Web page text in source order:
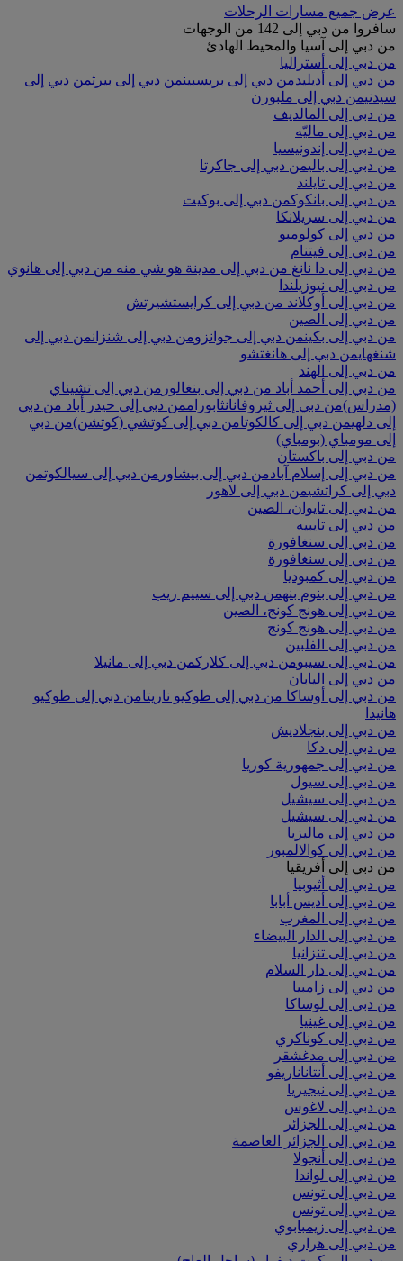
عرض جميع مسارات الرحلات
سافروا من دبي إلى 142 من الوجهات
من دبي إلى آسيا والمحيط الهادئ
من دبي إلى أستراليا
من دبي إلى أديليدمن دبي إلى بريسبينمن دبي إلى بيرثمن دبي إلى
سيدنيمن دبي إلى ملبورن
من دبي إلى المالديف
من دبي إلى ماليّه
من دبي إلى إندونيسيا
من دبي إلى باليمن دبي إلى جاكرتا
من دبي إلى تايلند
من دبي إلى بانكوكمن دبي إلى بوكيت
من دبي إلى سريلانكا
من دبي إلى كولومبو
من دبي إلى فيتنام
من دبي إلى دا نانغ من دبي إلى مدينة هو شي منه من دبي إلى هانوي
من دبي إلى نيوزيلندا
من دبي إلى أوكلاند من دبي إلى كرايستشيرتش
من دبي إلى الصين
من دبي إلى بكينمن دبي إلى جوانزومن دبي إلى شنزانمن دبي إلى
شنغهايمن دبي إلى هانغتشو
من دبي إلى الهند
من دبي إلى أحمد أباد من دبي إلى بنغالور من دبي إلى تشيناي
(مدراس)من دبي إلى ثيروفانانثابوراممن دبي إلى حيدر أباد من دبي
إلى دلهيمن دبي إلى كالكوتامن دبي إلى كوتشي (كوتشن)من دبي
إلى مومباي (بومباي)
من دبي إلى باكستان
من دبي إلى إسلام آبادمن دبي إلى بيشاور من دبي إلى سيالكوتمن
دبي إلى كراتشيمن دبي إلى لاهور
من دبي إلى تايوان، الصين
من دبي إلى تايبيه
من دبي إلى سنغافورة
من دبي إلى سنغافورة
من دبي إلى كمبوديا
من دبي إلى بنوم بنهمن دبي إلى سييم ريب
من دبي إلى هونج كونج، الصين
من دبي إلى هونج كونج
من دبي إلى الفلبين
من دبي إلى سيبومن دبي إلى كلاركمن دبي إلى مانيلا
من دبي إلى اليابان
من دبي إلى أوساكا من دبي إلى طوكيو ناريتامن دبي إلى طوكيو
هانيدا
من دبي إلى بنجلاديش
من دبي إلى دكا
من دبي إلى جمهورية كوريا
من دبي إلى سيول
من دبي إلى سيشيل
من دبي إلى سيشيل
من دبي إلى ماليزيا
من دبي إلى كوالالمبور
من دبي إلى أفريقيا
من دبي إلى أثيوبيا
من دبي إلى أديس أبابا
من دبي إلى المغرب
من دبي إلى الدار البيضاء
من دبي إلى تنزانيا
من دبي إلى دار السلام
من دبي إلى زامبيا
من دبي إلى لوساكا
من دبي إلى غينيا
من دبي إلى كوناكري
من دبي إلى مدغشقر
من دبي إلى أنتاناناريفو
من دبي إلى نيجيريا
من دبي إلى لاغوس
من دبي إلى الجزائر
من دبي إلى الجزائر العاصمة
من دبي إلى أنجولا
من دبي إلى لواندا
من دبي إلى تونس
من دبي إلى تونس
من دبي إلى زيمبابوي
من دبي إلى هراري